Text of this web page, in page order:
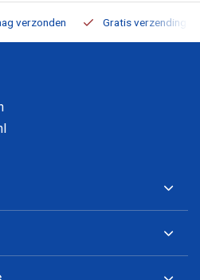
verzonden Gratis verzending